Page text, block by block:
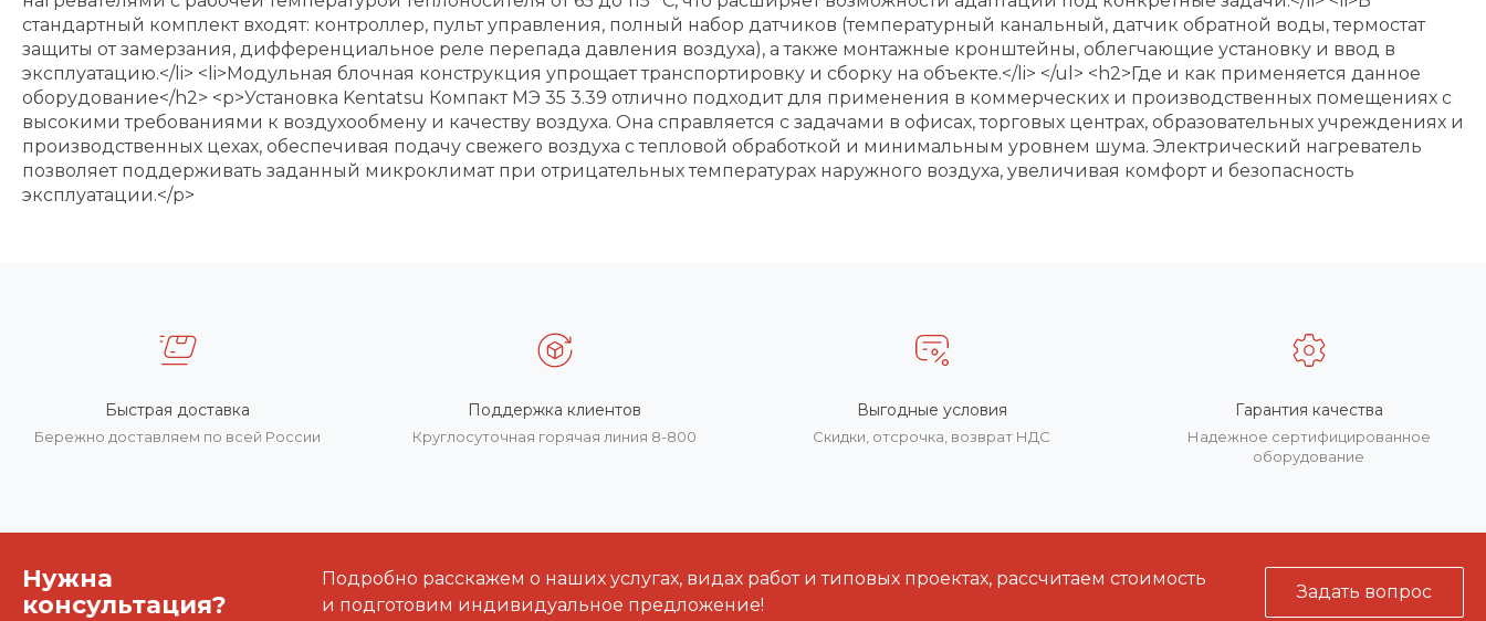
стандартный комплект входят: контроллер, пульт управления, полный набор датчиков (температурный канальный, датчик обратной воды, термостат
защиты от замерзания, дифференциальное реле перепада давления воздуха), а также монтажные кронштейны, облегчающие установку и ввод в
эксплуатацию.</li> <li>Модульная блочная конструкция упрощает транспортировку и сборку на объекте.</li> </ul> <h2>Где и как применяется данное
оборудование</h2> <p>Установка Kentatsu Компакт МЭ 35 3.39 отлично подходит для применения в коммерческих и производственных помещениях с
высокими требованиями к воздухообмену и качеству воздуха. Она справляется с задачами в офисах, торговых центрах, образовательных учреждениях и
производственных цехах, обеспечивая подачу свежего воздуха с тепловой обработкой и минимальным уровнем шума. Электрический нагреватель
позволяет поддерживать заданный микроклимат при отрицательных температурах наружного воздуха, увеличивая комфорт и безопасность
эксплуатации.</p>
Быстрая доставка
Бережно доставляем по всей России
Поддержка клиентов
Круглосуточная горячая линия 8-800
Выгодные условия
Скидки, отсрочка, возврат НДС
Гарантия качества
Надежное сертифицированное
оборудование
Нужна
консультация?
Подробно расскажем о наших услугах, видах работ и типовых проектах, рассчитаем стоимость
и подготовим индивидуальное предложение!
Задать вопрос